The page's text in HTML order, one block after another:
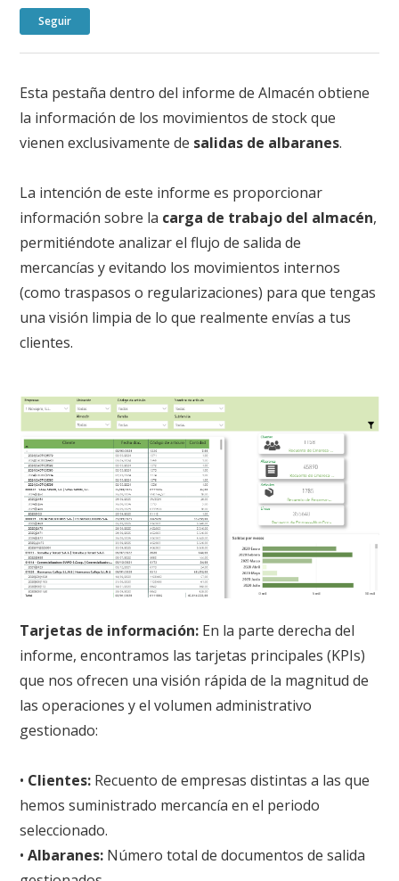
Seguir
Esta pestaña dentro del informe de Almacén obtiene
la información de los movimientos de stock que
vienen exclusivamente de salidas de albaranes.
La intención de este informe es proporcionar
información sobre la carga de trabajo del almacén,
permitiéndote analizar el flujo de salida de
mercancías y evitando los movimientos internos
(como traspasos o regularizaciones) para que tengas
una visión limpia de lo que realmente envías a tus
clientes.
Tarjetas de información: En la parte derecha del
informe, encontramos las tarjetas principales (KPIs)
que nos ofrecen una visión rápida de la magnitud de
las operaciones y el volumen administrativo
gestionado:
• Clientes: Recuento de empresas distintas a las que
hemos suministrado mercancía en el periodo
seleccionado.
•Albaranes: Número total de documentos de salida